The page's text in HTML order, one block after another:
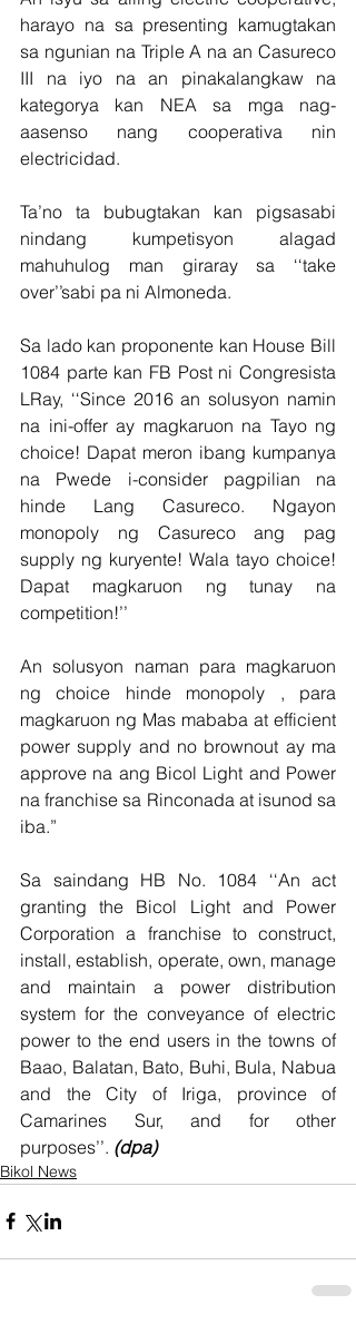
harayo na sa presenting kamugtakan
sa ngunian na Triple A na an Casureco
III na iyo na an pinakalangkaw na
kategorya kan NEA sa mga nag-
aasenso nang cooperativa nin
electricidad.
Ta’no ta bubugtakan kan pigsasabi
nindang kumpetisyon alagad
mahuhulog man giraray sa ‘‘take
over’’sabi pa ni Almoneda.
Sa lado kan proponente kan House Bill
1084 parte kan FB Post ni Congresista
LRay, ‘‘Since 2016 an solusyon namin
na ini-offer ay magkaruon na Tayo ng
choice! Dapat meron ibang kumpanya
na Pwede i-consider pagpilian na
hinde Lang Casureco. Ngayon
monopoly ng Casureco ang pag
supply ng kuryente! Wala tayo choice!
Dapat magkaruon ng tunay na
competition!’’
An solusyon naman para magkaruon
ng choice hinde monopoly , para
magkaruon ng Mas mababa at efficient
power supply and no brownout ay ma
approve na ang Bicol Light and Power
na franchise sa Rinconada at isunod sa
iba.”
Sa saindang HB No. 1084 ‘‘An act
granting the Bicol Light and Power
Corporation a franchise to construct,
install, establish, operate, own, manage
and maintain a power distribution
system for the conveyance of electric
power to the end users in the towns of
Baao, Balatan, Bato, Buhi, Bula, Nabua
and the City of Iriga, province of
Camarines Sur, and for other
purposes’’. (dpa)
Bikol News